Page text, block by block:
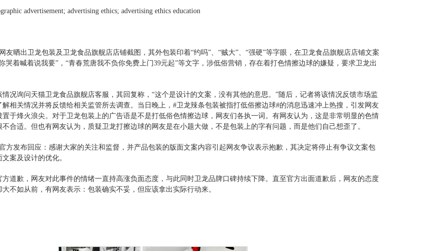
advertisement; advertising ethics; advertising ethics education
友晒出卫龙包装及卫龙食品旗舰店店铺截图，其外包装印着“约吗”、“贼大”、“强硬”等字眼，在卫龙食品旗舰店店铺文案
哭着喊着说我要”，“青春荒唐我不负你免费上门39元起”等文字，涉低俗营销，存在着打色情擦边球的嫌疑，要求卫龙出
情况询问天猫卫龙食品旗舰店客服，其回复称，“这个是设计的文案，没有其他的意思。”随后，记者将该情况反馈市场监
相关情况并将反馈给相关监管所去调查。当日晚上，#卫龙辣条包装被指打低俗擦边球#的消息迅速冲上热搜，引发网友
于烽火浪尖。对于卫龙包装上的广告语是不是打低俗色情擦边球，网友们各执一词。有网友认为，这是非常明显的色情
合适。但也有网友认为，质疑卫龙打擦边球的网友是在小题大做，不是包装上的字有问题，而是他们自己想歪了。
方发布回应：感谢大家的关注和监督，并产品包装的版面文案内容引起网友争议表示抱歉，其决定将停止有争议文案包
案及设计的优化。
方道歉，网友对此事件的情绪一直持高涨负面态度，与此同时卫龙品牌口碑持续下降。直至官方出面道歉后，网友的态度
不如从前，有网友表示：包装确实不妥，但应该拿出实际行动来。